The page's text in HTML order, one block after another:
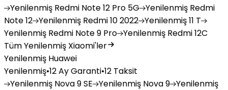
Yenilenmiş Redmi Note 12 Pro 5G Yenilenmiş Redmi
Note 12 Yenilenmiş Redmi 10 2022 Yenilenmiş11 T
Yenilenmiş Redmi Note 9 Pro Yenilenmiş Redmi 12C
Tüm Yenilenmiş Xiaomi'ler
Yenilenmiş Huawei
Yenilenmiş•12 Ay Garanti•12 Taksit
Yenilenmiş Nova 9 SE Yenilenmiş Nova 9 Yenilenmiş